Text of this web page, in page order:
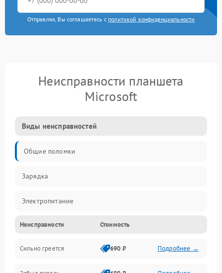
Отправляя, Вы соглашаетесь с политикой конфиденциальности
Неисправности планшета
Microsoft
Виды неисправностей
Общие поломки
Зарядка
Электропитание
Экран и изображение
Дисплей
Неисправности Стоимость
Сильно греется 690 ₽ Подробнее →